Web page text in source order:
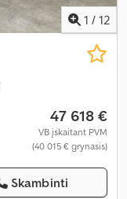
1 / 12
47 618 €
VB įskaitant PVM
(40 015 € grynasis)
Skambinti